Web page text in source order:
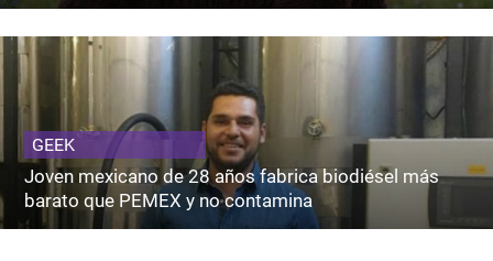
GEEK
Joven mexicano de 28 años fabrica biodiésel más
barato que PEMEX y no contamina